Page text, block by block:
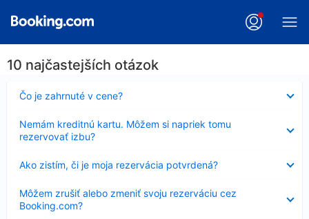
10 najčastejších otázok
Čo je zahrnuté v cene?
Nezobrazuje
sa
Nemám kreditnú kartu. Môžem si napriek tomu
rezervovať izbu?
sa
Ako zistím, či je moja rezervácia potvrdená?
sa
Môžem zrušiť alebo zmeniť svoju rezerváciu cez
Booking.com?
sa